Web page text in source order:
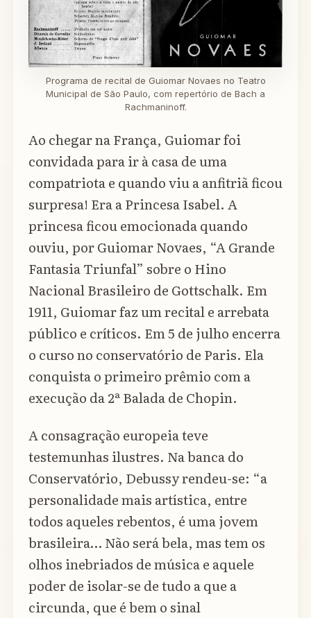
Programa de recital de Guiomar Novaes no Teatro
Municipal de São Paulo, com repertório de Bach a
Rachmaninoff.
Ao chegar na França, Guiomar foi
convidada para ir à casa de uma
compatriota e quando viu a anfitriã ficou
surpresa! Era a Princesa Isabel. A
princesa ficou emocionada quando
ouviu, por Guiomar Novaes, “A Grande
Fantasia Triunfal” sobre o Hino
Nacional Brasileiro de Gottschalk. Em
1911, Guiomar faz um recital e arrebata
público e críticos. Em 5 de julho encerra
o curso no conservatório de Paris. Ela
conquista o primeiro prêmio com a
execução da 2ª Balada de Chopin.
A consagração europeia teve
testemunhas ilustres. Na banca do
Conservatório, Debussy rendeu-se: “a
personalidade mais artística, entre
todos aqueles rebentos, é uma jovem
brasileira… Não será bela, mas tem os
olhos inebriados de música e aquele
poder de isolar-se de tudo a que a
circunda, que é bem o sinal